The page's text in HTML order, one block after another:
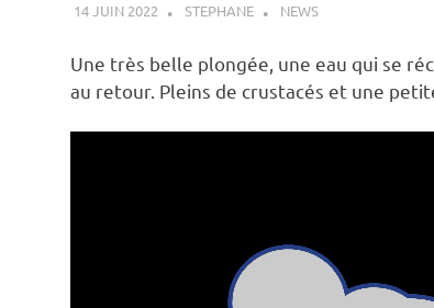
14 JUIN 2022 STEPHANE NEWS
Une très belle plongée, une eau qui se
au retour. Pleins de crustacés et une